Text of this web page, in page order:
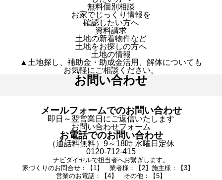
無料個別相談
お家でじっくり情報を
確認したい方へ
資料請求
土地の新着物件など
土地をお探しの方へ
土地の情報
▲土地探し、補助金・助成金活用、解体についても
お気軽にご相談ください。
お問い合わせ
メールフォームでのお問い合わせ
即日～翌営業日にご返信いたします
お問い合わせフォーム
お電話でのお問い合わせ
（通話料無料）9～18時 水曜日定休
0120-712-415
ナビダイヤルで担当者へお繋ぎします。
家づくりのお問合せ：【1】 業者様：【2】施主様：【3】
営業のお電話：【4】 その他：【5】